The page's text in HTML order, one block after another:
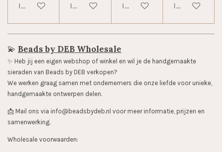
In winkelwagenIn winkelwagenIn winkelwagenIn
💫 Beads by DEB Wholesale
✨️ Heb jij een eigen webshop of winkel en wil je de handgemaakte
sieraden van Beads by DEB verkopen?
We werken graag samen met ondernemers die onze liefde voor unieke,
handgemaakte ontwerpen delen.
📩 Mail ons via info@beadsbydeb.nl voor meer informatie, prijzen en
samenwerking.
Wholesale voorwaarden: